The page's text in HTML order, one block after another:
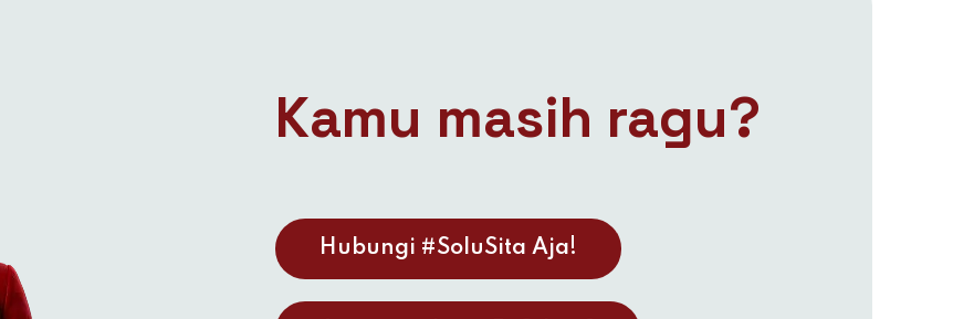
Kamu masih ragu?
Hubungi #SoluSita Aja!